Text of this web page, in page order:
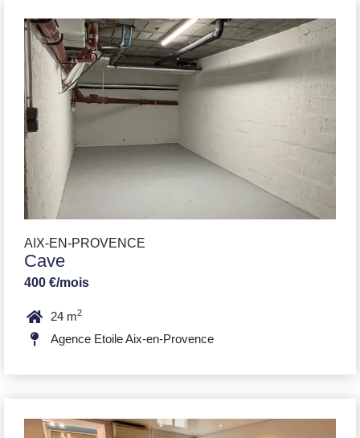
AIX-EN-PROVENCE
Cave
400 €/mois
24 m2
Agence Etoile Aix-en-Provence